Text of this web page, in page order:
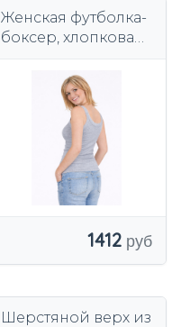
Женская футболка-
боксер, хлопковая
меланжевая
полоска.
1412
Шерстяной верх из